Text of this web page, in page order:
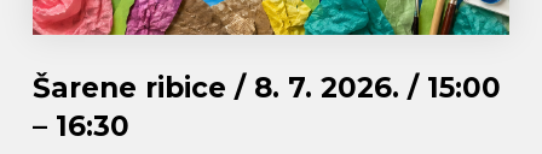
Šarene ribice / 8. 7. 2026. / 15:00
– 16:30